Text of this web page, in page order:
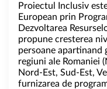
Proiectul Inclusiv
European prin
Dezvoltarea
propune cresterea
persoane
regiuni ale Romaniei
Nord-Est, Sud-Est,
furnizarea de